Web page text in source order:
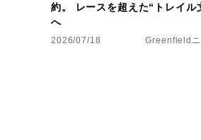
約。 レースを超えた“トレイル
へ
2026/07/18 Greenfieldニ